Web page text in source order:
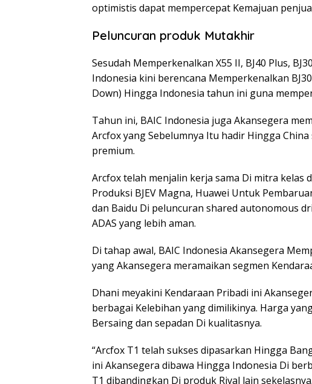
optimistis dapat mempercepat Kemajuan
Peluncuran produk Mutakhir
Sesudah Memperkenalkan X55 II, BJ40 Plus,
Indonesia kini berencana Memperkenalkan
Down) Hingga Indonesia tahun ini guna
Tahun ini, BAIC Indonesia juga Akansegera
Arcfox yang Sebelumnya Itu hadir Hingga
premium.
Arcfox telah menjalin kerja sama Di mitra
Produksi BJEV Magna, Huawei Untuk
dan Baidu Di peluncuran shared autonomous
ADAS yang lebih aman.
Di tahap awal, BAIC Indonesia Akansegera
yang Akansegera meramaikan segmen
Dhani meyakini Kendaraan Pribadi ini
berbagai Kelebihan yang dimilikinya. Harga
Bersaing dan sepadan Di kualitasnya.
“Arcfox T1 telah sukses dipasarkan Hingga
ini Akansegera dibawa Hingga Indonesia Di
T1 dibandingkan Di produk Rival lain